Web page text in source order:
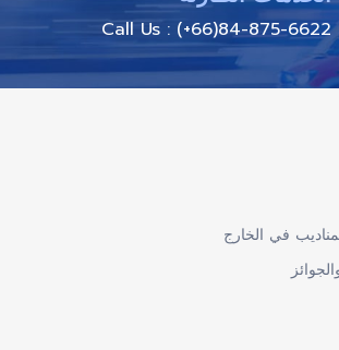
Call Us : (+66)84-875-6622
في الخارج